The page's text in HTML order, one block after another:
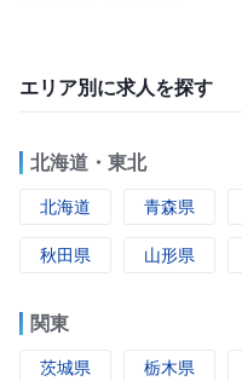
エリア別に求人を探す
北海道・東北
北海道 青森県
秋田県 山形県
関東
茨城県 栃木県